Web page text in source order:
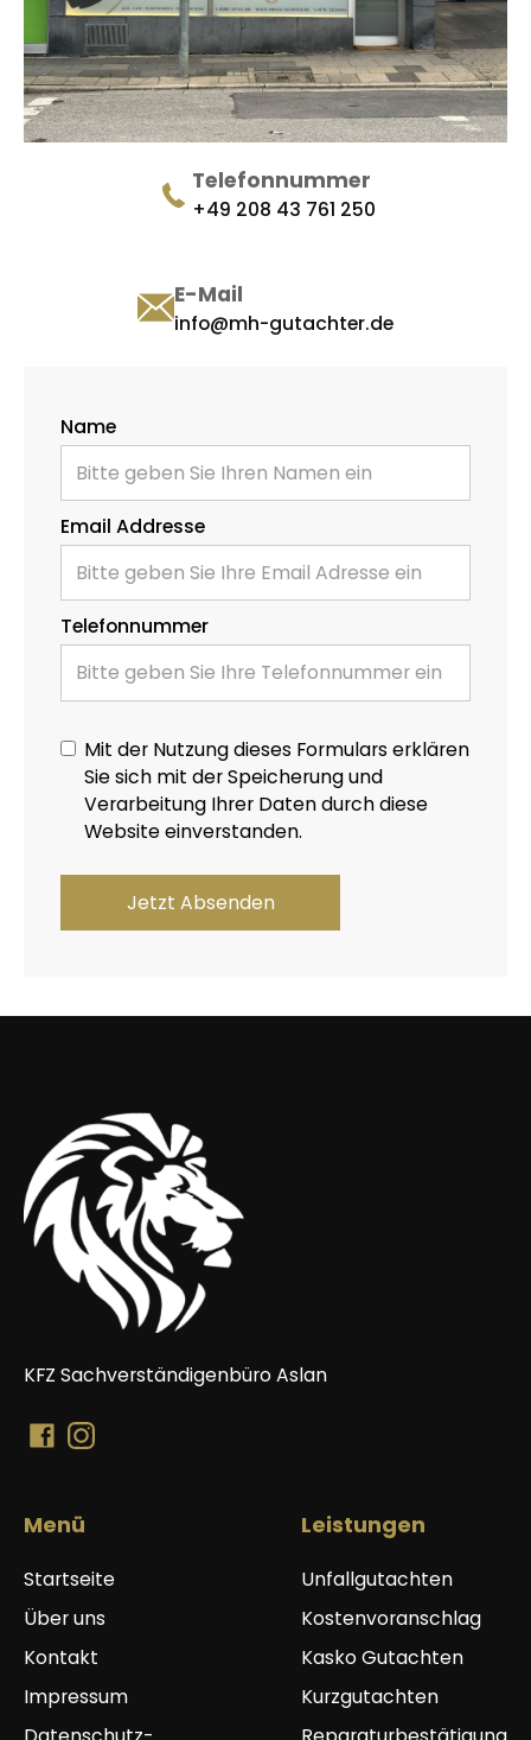
Telefonnummer
+49 208 43 761 250
E-Mail
info@mh-gutachter.de
Name
Email Addresse
Telefonnummer
Mit der Nutzung dieses Formulars erklären
Sie sich mit der Speicherung und
Verarbeitung Ihrer Daten durch diese
Website einverstanden.
KFZ Sachverständigenbüro Aslan
Menü
Startseite
Über uns
Kontakt
Impressum
Leistungen
Unfallgutachten
Kostenvoranschlag
Kasko Gutachten
Kurzgutachten